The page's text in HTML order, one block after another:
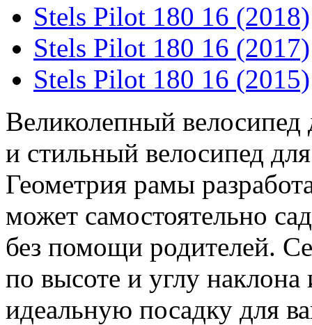
Stels Pilot 180 16 (2018)
Stels Pilot 180 16 (2017)
Stels Pilot 180 16 (2015)
Великолепный велосипед
и стильный велосипед
Геометрия рамы
может самостоятельно
без помощи родителей.
по высоте и углу
идеальную посадку для